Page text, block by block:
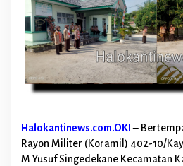
a
g
u
n
u
k
a
t
i
Halokantinews.com.OKI –
Rayon Militer (Koramil) 402-10/
M Yusuf Singedekane Kecamatan